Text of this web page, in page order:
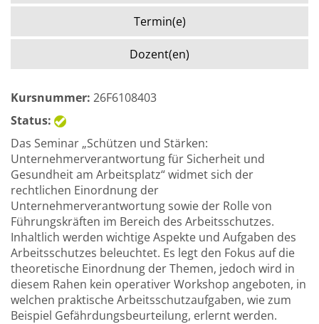
Termin(e)
Dozent(en)
Kursnummer: 26F6108403
Status:
Das Seminar „Schützen und Stärken:
Unternehmerverantwortung für Sicherheit und
Gesundheit am Arbeitsplatz“ widmet sich der
rechtlichen Einordnung der
Unternehmerverantwortung sowie der Rolle von
Führungskräften im Bereich des Arbeitsschutzes.
Inhaltlich werden wichtige Aspekte und Aufgaben des
Arbeitsschutzes beleuchtet. Es legt den Fokus auf die
theoretische Einordnung der Themen, jedoch wird in
diesem Rahen kein operativer Workshop angeboten, in
welchen praktische Arbeitsschutzaufgaben, wie zum
Beispiel Gefährdungsbeurteilung, erlernt werden.